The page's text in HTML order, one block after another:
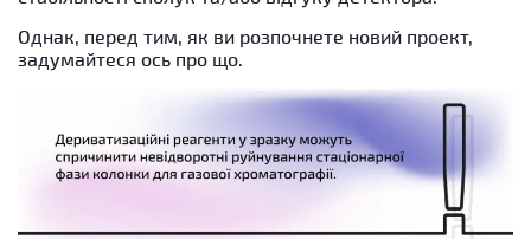
Однак, перед тим, як ви розпочнете новий проект,
задумайтеся ось про що.